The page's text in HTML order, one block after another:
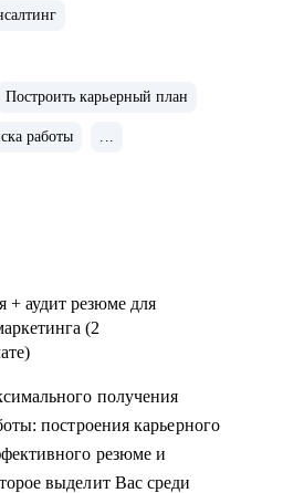
5 команд с нуля. Сильная
более 120 менторских
переходу в сферу
из одной отрасли в
а главное, ключевую
доплачивать
Построить карьерный план
работы ...
+ аудит резюме для
(2
получения
построения карьерного
резюме и
выделит Вас среди